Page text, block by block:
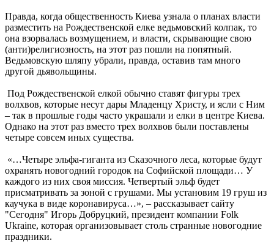
Правда, когда общественность Киева узнала о планах власти
разместить на Рождественской елке ведьмовский колпак, то
она взорвалась возмущением, и власти, скрывающие свою
(анти)религиозность, на этот раз пошли на попятный.
Ведьмовскую шляпу убрали, правда, оставив там много
другой дьявольщины.
Под Рождественской елкой обычно ставят фигуры трех
волхвов, которые несут дары Младенцу Христу, и ясли с Ним
– так в прошлые годы часто украшали и елки в центре Киева.
Однако на этот раз вместо трех волхвов были поставлены
четыре совсем иных существа.
«…Четыре эльфа-гиганта из Сказочного леса, которые будут
охранять новогодний городок на Софийской площади… У
каждого из них своя миссия. Четвертый эльф будет
присматривать за зоной с грушами. Мы установим 19 груш из
каучука в виде коронавируса…», – рассказывает сайту
"Сегодня" Игорь Добруцкий, президент компании Folk
Ukraine, которая организовывает столь странные новогодние
праздники.